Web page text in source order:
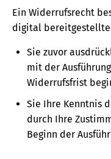
Ein Widerrufsrecht
digital
Sie zuvor
mit der
Widerrufsfrist
Sie Ihre Kenntnis
durch Ihre
Beginn der